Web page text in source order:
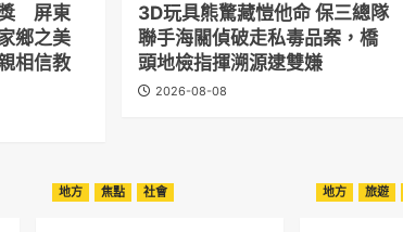
獎 屏東
鄉之美
相信教
3D玩具熊驚藏愷他命 保三總隊
聯手海關偵破走私毒品案，橋
頭地檢指揮溯源逮雙嫌
2026-08-08
地方 焦點 社會 地方 旅遊